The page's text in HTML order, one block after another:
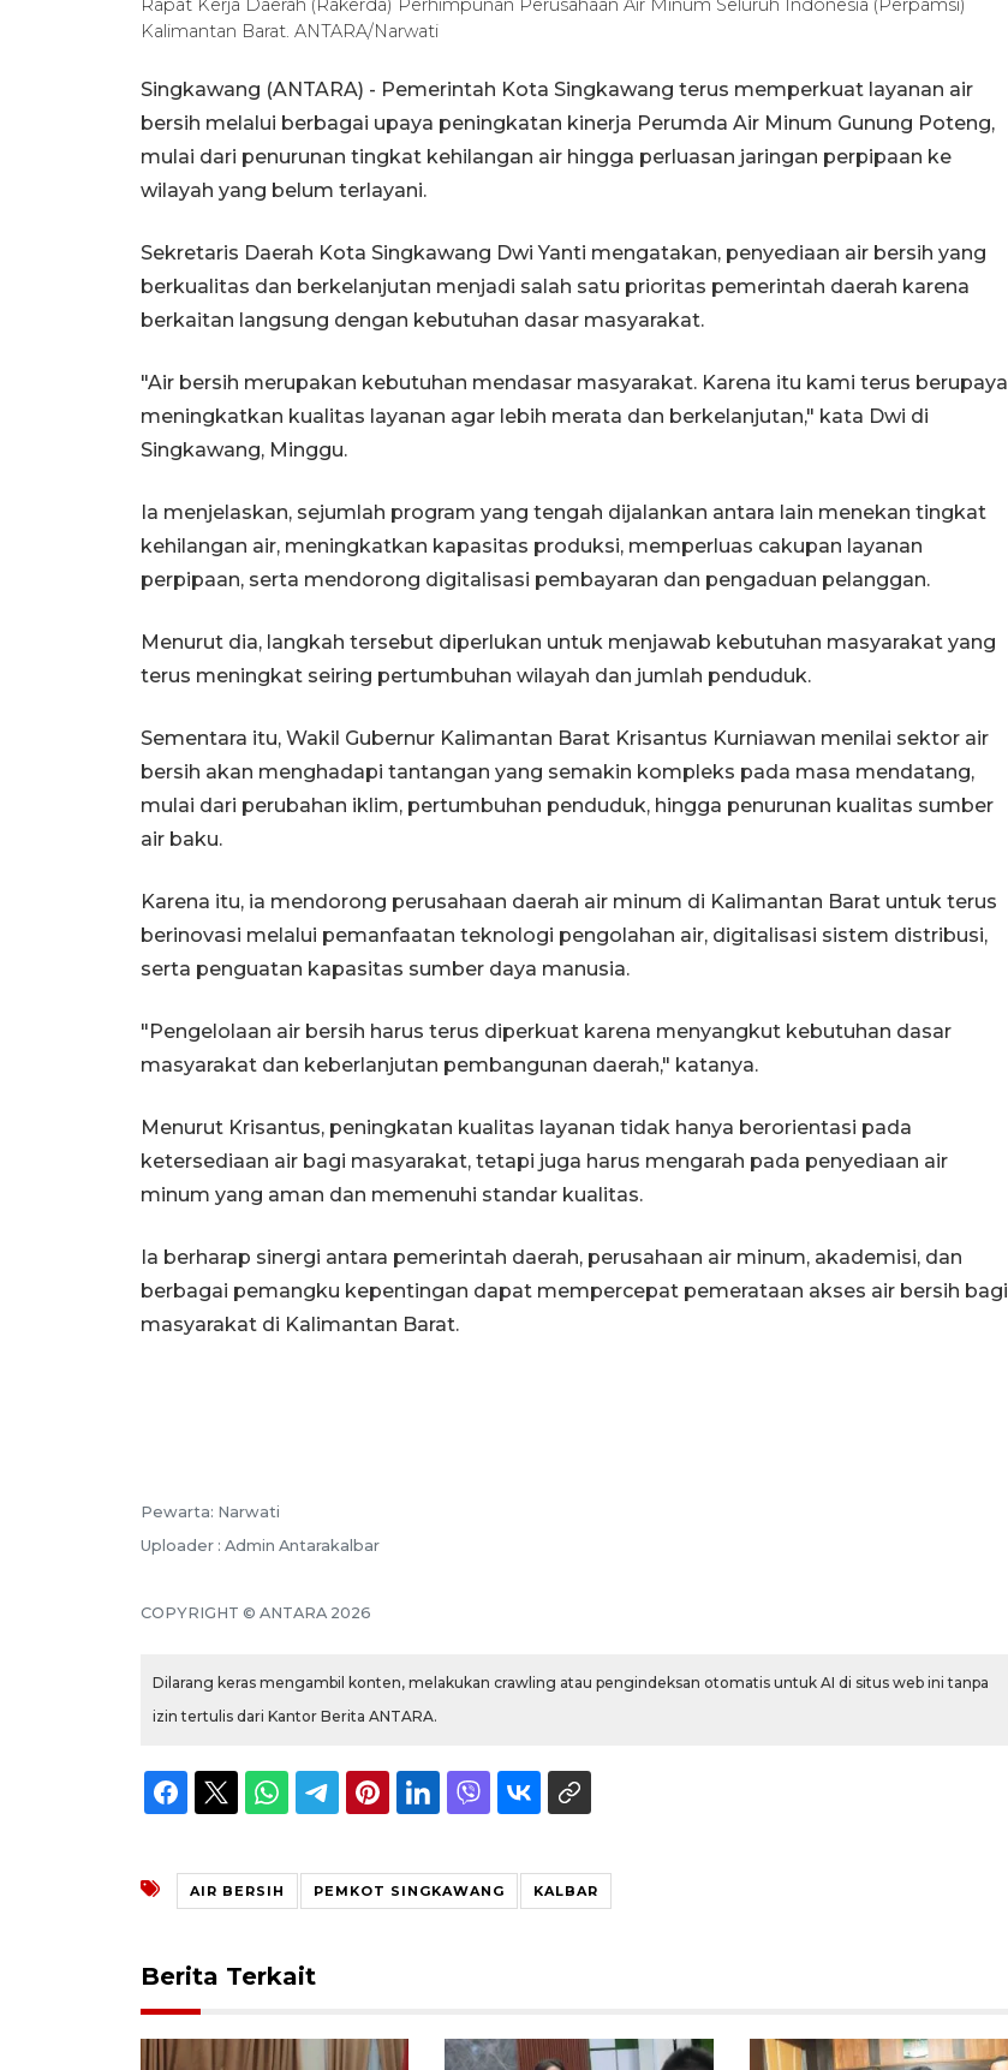
Rapat Kerja Daerah (Rakerda) Perhimpunan Perusahaan Air Minum Seluruh Indonesia (Perpamsi)
Kalimantan Barat. ANTARA/Narwati
Singkawang (ANTARA) - Pemerintah Kota Singkawang terus memperkuat layanan air
bersih melalui berbagai upaya peningkatan kinerja Perumda Air Minum Gunung Poteng,
mulai dari penurunan tingkat kehilangan air hingga perluasan jaringan perpipaan ke
wilayah yang belum terlayani.
Sekretaris Daerah Kota Singkawang Dwi Yanti mengatakan, penyediaan air bersih yang
berkualitas dan berkelanjutan menjadi salah satu prioritas pemerintah daerah karena
berkaitan langsung dengan kebutuhan dasar masyarakat.
"Air bersih merupakan kebutuhan mendasar masyarakat. Karena itu kami terus berupaya
meningkatkan kualitas layanan agar lebih merata dan berkelanjutan," kata Dwi di
Singkawang, Minggu.
Ia menjelaskan, sejumlah program yang tengah dijalankan antara lain menekan tingkat
kehilangan air, meningkatkan kapasitas produksi, memperluas cakupan layanan
perpipaan, serta mendorong digitalisasi pembayaran dan pengaduan pelanggan.
Menurut dia, langkah tersebut diperlukan untuk menjawab kebutuhan masyarakat yang
terus meningkat seiring pertumbuhan wilayah dan jumlah penduduk.
Sementara itu, Wakil Gubernur Kalimantan Barat Krisantus Kurniawan menilai sektor air
bersih akan menghadapi tantangan yang semakin kompleks pada masa mendatang,
mulai dari perubahan iklim, pertumbuhan penduduk, hingga penurunan kualitas sumber
air baku.
Karena itu, ia mendorong perusahaan daerah air minum di Kalimantan Barat untuk terus
berinovasi melalui pemanfaatan teknologi pengolahan air, digitalisasi sistem distribusi,
serta penguatan kapasitas sumber daya manusia.
"Pengelolaan air bersih harus terus diperkuat karena menyangkut kebutuhan dasar
masyarakat dan keberlanjutan pembangunan daerah," katanya.
Menurut Krisantus, peningkatan kualitas layanan tidak hanya berorientasi pada
ketersediaan air bagi masyarakat, tetapi juga harus mengarah pada penyediaan air
minum yang aman dan memenuhi standar kualitas.
Ia berharap sinergi antara pemerintah daerah, perusahaan air minum, akademisi, dan
berbagai pemangku kepentingan dapat mempercepat pemerataan akses air bersih bagi
masyarakat di Kalimantan Barat.
Pewarta: Narwati
Uploader : Admin Antarakalbar
COPYRIGHT © ANTARA 2026
Dilarang keras mengambil konten, melakukan crawling atau pengindeksan otomatis untuk AI di situs web ini tanpa
izin tertulis dari Kantor Berita ANTARA.
AIR BERSIH PEMKOT SINGKAWANG KALBAR
Berita Terkait
Karhutla Kalimantan Barat
terluas di Indonesia